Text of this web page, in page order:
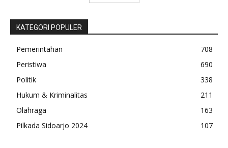
KATEGORI POPULER
Pemerintahan
708
Peristiwa
690
Politik
338
Hukum & Kriminalitas
211
Olahraga
163
Pilkada Sidoarjo 2024
107